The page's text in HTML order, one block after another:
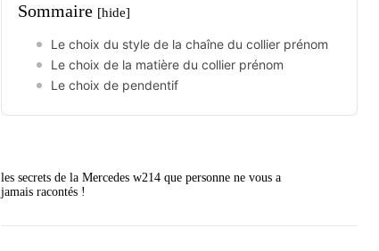
Sommaire [hide]
Le choix du style de la chaîne du collier prénom
Le choix de la matière du collier prénom
Le choix de pendentif
les secrets de la Mercedes w214 que personne ne vous a
jamais racontés !